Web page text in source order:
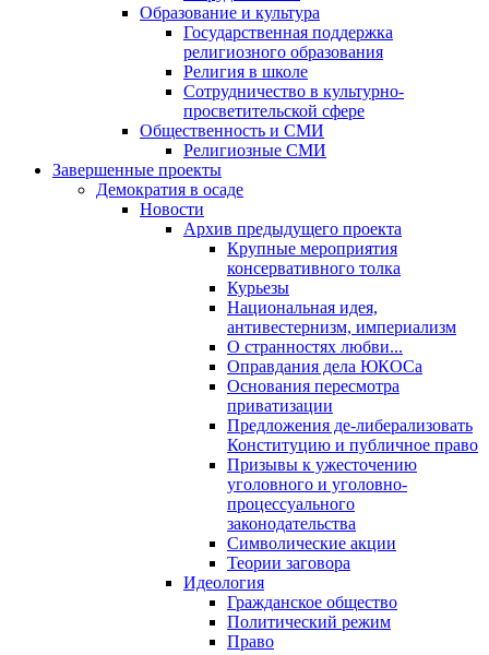
Образование и культура
Государственная поддержка
религиозного образования
Религия в школе
Сотрудничество в культурно-
просветительской сфере
Общественность и СМИ
Религиозные СМИ
Завершенные проекты
Демократия в осаде
Новости
Архив предыдущего проекта
Крупные мероприятия
консервативного толка
Курьезы
Национальная идея,
антивестернизм, империализм
О странностях любви...
Оправдания дела ЮКОСа
Основания пересмотра
приватизации
Предложения де-либерализовать
Конституцию и публичное право
Призывы к ужесточению
уголовного и уголовно-
процессуального
законодательства
Символические акции
Теории заговора
Идеология
Гражданское общество
Политический режим
Право